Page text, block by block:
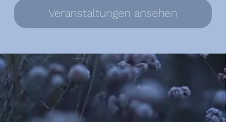
Veranstaltungen ansehen